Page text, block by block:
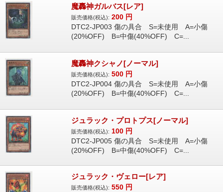
魔轟神ガルバス[レア]
販売価格(税込): 200 円
DTC2-JP003 傷の具合 S=未使用 A=小傷
(20%OFF) B=中傷(40%OFF) C=...
魔轟神クシャノ[ノーマル]
販売価格(税込): 500 円
DTC2-JP004 傷の具合 S=未使用 A=小傷
(20%OFF) B=中傷(40%OFF) C=...
ジュラック・プロトプス[ノーマル]
販売価格(税込): 100 円
DTC2-JP005 傷の具合 S=未使用 A=小傷
(20%OFF) B=中傷(40%OFF) C=...
ジュラック・ヴェロー[レア]
販売価格(税込): 550 円